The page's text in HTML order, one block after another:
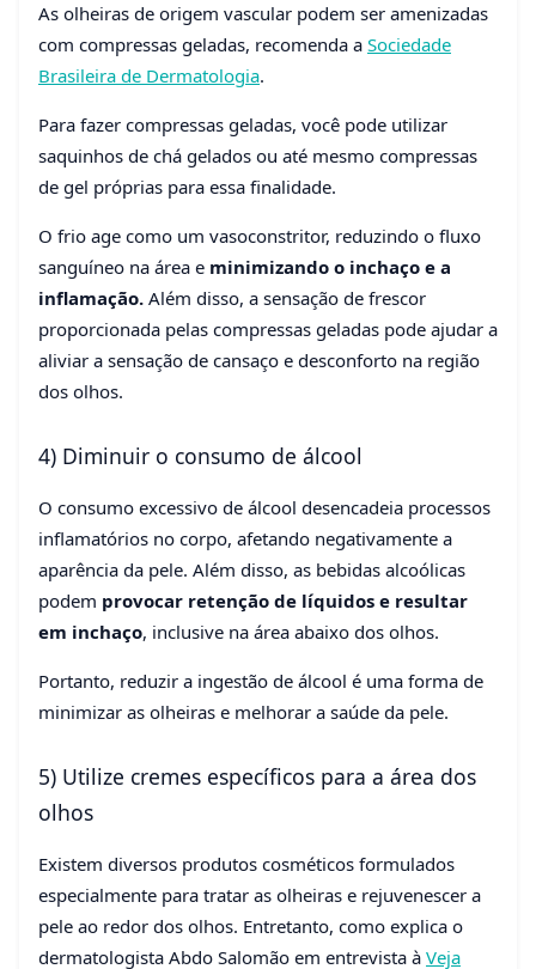
As olheiras de origem vascular podem ser amenizadas
com compressas geladas, recomenda a Sociedade
Brasileira de Dermatologia.
Para fazer compressas geladas, você pode utilizar
saquinhos de chá gelados ou até mesmo compressas
de gel próprias para essa finalidade.
O frio age como um vasoconstritor, reduzindo o fluxo
sanguíneo na área e minimizando o inchaço e a
inflamação. Além disso, a sensação de frescor
proporcionada pelas compressas geladas pode ajudar a
aliviar a sensação de cansaço e desconforto na região
dos olhos.
4) Diminuir o consumo de álcool
O consumo excessivo de álcool desencadeia processos
inflamatórios no corpo, afetando negativamente a
aparência da pele. Além disso, as bebidas alcoólicas
podem provocar retenção de líquidos e resultar
em inchaço, inclusive na área abaixo dos olhos.
Portanto, reduzir a ingestão de álcool é uma forma de
minimizar as olheiras e melhorar a saúde da pele.
5) Utilize cremes específicos para a área dos
olhos
Existem diversos produtos cosméticos formulados
especialmente para tratar as olheiras e rejuvenescer a
pele ao redor dos olhos. Entretanto, como explica o
dermatologista Abdo Salomão em entrevista à Veja